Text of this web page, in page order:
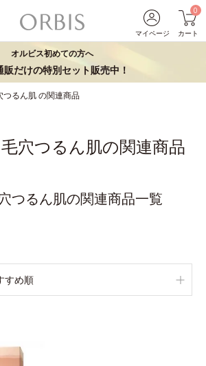
マイページ
0
カート
オルビス初めての方へ
販だけの特別セット販売中！
つるん肌の関連商品
穴つるん肌の関連商品
つるん肌の関連商品一覧
すめ順